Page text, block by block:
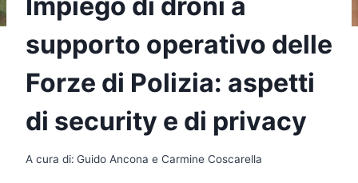
supporto operativo delle
Forze di Polizia: aspetti
di security e di privacy
A cura di: Guido Ancona e Carmine Coscarella